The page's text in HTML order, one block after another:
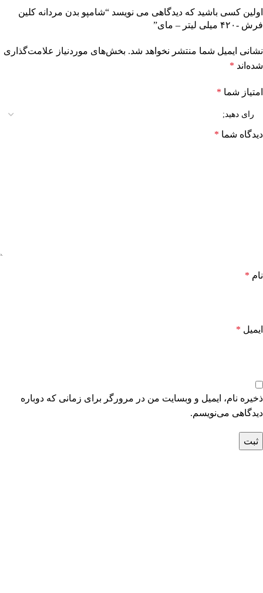
اولین کسی باشید که دیدگاهی می نویسد “شامپو بدن مردانه کلین
فرش -۴۲۰ میلی لیتر – مای”
نشانی ایمیل شما منتشر نخواهد شد. بخش‌های موردنیاز علامت‌گذاری
شده‌اند *
امتیاز شما *
دیدگاه شما *
نام *
ایمیل *
ذخیره نام، ایمیل و وبسایت من در مرورگر برای زمانی که دوباره
دیدگاهی می‌نویسم.